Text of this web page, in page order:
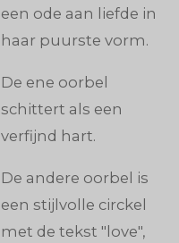
een ode aan liefde in
haar puurste vorm.
De ene oorbel
schittert als een
verfijnd hart.
De andere oorbel is
een stijlvolle circkel
met de tekst "love",